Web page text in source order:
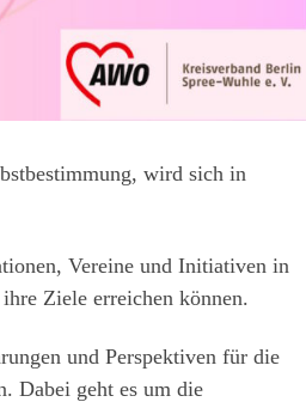
wird sich in
Vereine und Initiativen in
Ziele erreichen können.
und Perspektiven für die
Dabei geht es um die